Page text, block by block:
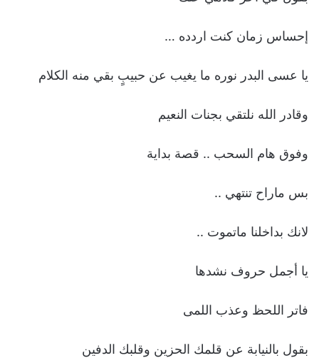
‏إحساس زمان كنت اردده …
‏يا عسى البدر نوره ما يغيب عن حبيبٍ بقي منه الكلام
‏وقادر الله نلتقي بجنات النعيم
‏وفوق هام السحب .. قصة بداية
‏بس ماراح تنتهي ..
‏لانك بداخلنا ماتموت ..
‏يا أجمل حروف نشدها
‏فاتر اللحظ وعذب اللمى
‏بقول بالنيابة عن قلمك الحزين وقلبك الدفين